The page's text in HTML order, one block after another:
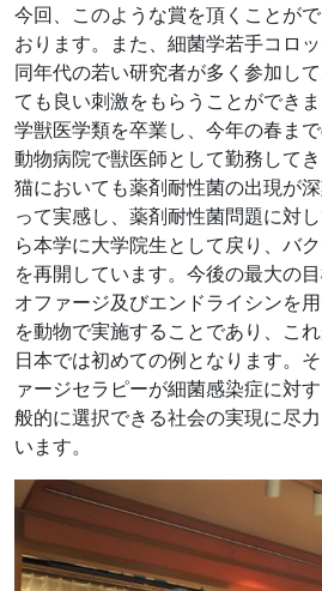
今回、このような賞を頂くことが
おります。また、細菌学若手コロッ
同年代の若い研究者が多く参加し
ても良い刺激をもらうことができ
学獣医学類を卒業し、今年の春ま
動物病院で獣医師として勤務して
猫においても薬剤耐性菌の出現が
って実感し、薬剤耐性菌問題に対
ら本学に大学院生として戻り、バ
を再開しています。今後の最大の
オファージ及びエンドライシンを
を動物で実施することであり、こ
日本では初めての例となります。
ァージセラピーが細菌感染症に対
般的に選択できる社会の実現に尽
います。